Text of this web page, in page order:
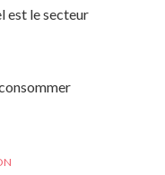
est le secteur